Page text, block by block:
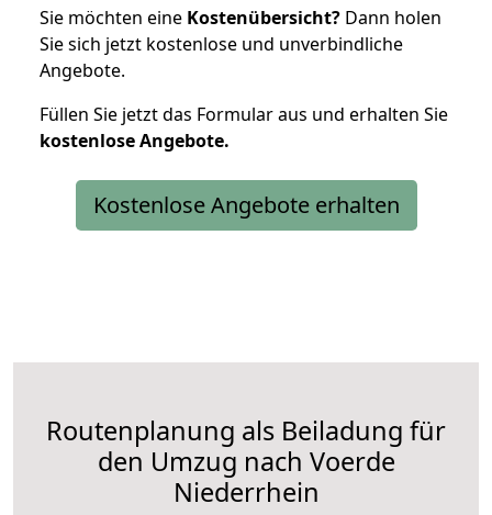
Sie möchten eine Kostenübersicht? Dann holen
Sie sich jetzt kostenlose und unverbindliche
Angebote.
Füllen Sie jetzt das Formular aus und erhalten Sie
kostenloseAngebote.
Kostenlose Angebote erhalten
Routenplanung als Beiladung für
den Umzug nach Voerde
Niederrhein